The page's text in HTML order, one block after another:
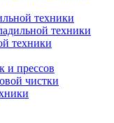
техники
техники
техники
и прессов
чистки